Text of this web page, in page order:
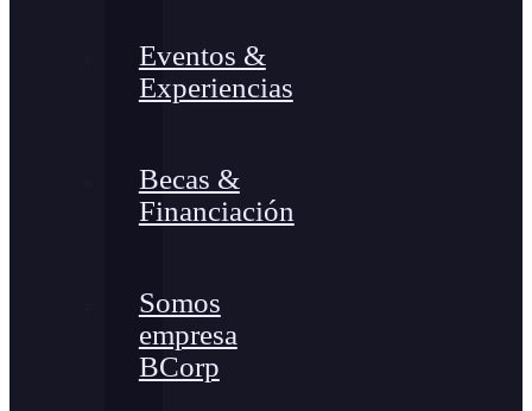
Eventos &
Experiencias
Becas &
Financiación
Somos
empresa
BCorp